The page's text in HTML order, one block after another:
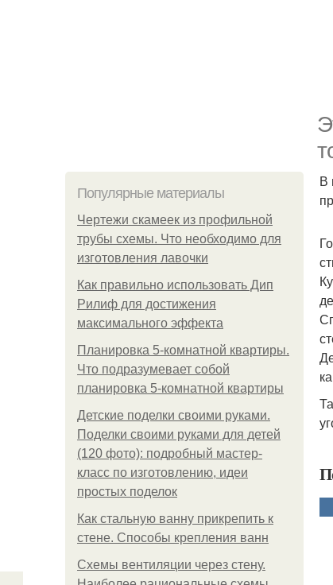
Популярные материалы
Чертежи скамеек из профильной
трубы схемы. Что необходимо для
изготовления лавочки
Как правильно использовать Дип
Рилиф для достижения
максимального эффекта
Планировка 5-комнатной квартиры.
Что подразумевает собой
планировка 5-комнатной квартиры
Детские поделки своими руками.
Поделки своими руками для детей
(120 фото): подробный мастер-
класс по изготовлению, идеи
простых поделок
Как стальную ванну прикрепить к
стене. Способы крепления ванн
Схемы вентиляции через стену.
В